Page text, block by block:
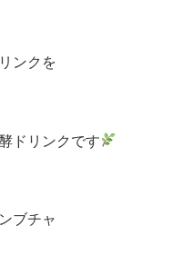
ンクを
ドリンクです
ブチャ